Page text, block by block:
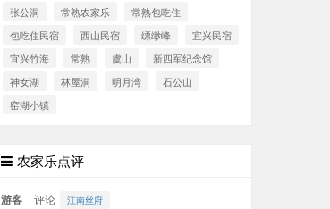
张公洞
常熟农家乐
常熟包吃住
包吃住民宿
西山民宿 缥缈峰
宜兴民宿
宜兴竹海
常熟 虞山
新四军纪念馆
神女湖
林屋洞 明月湾
石公山
窑湖小镇
农家乐点评
游客 评论 江南丝府